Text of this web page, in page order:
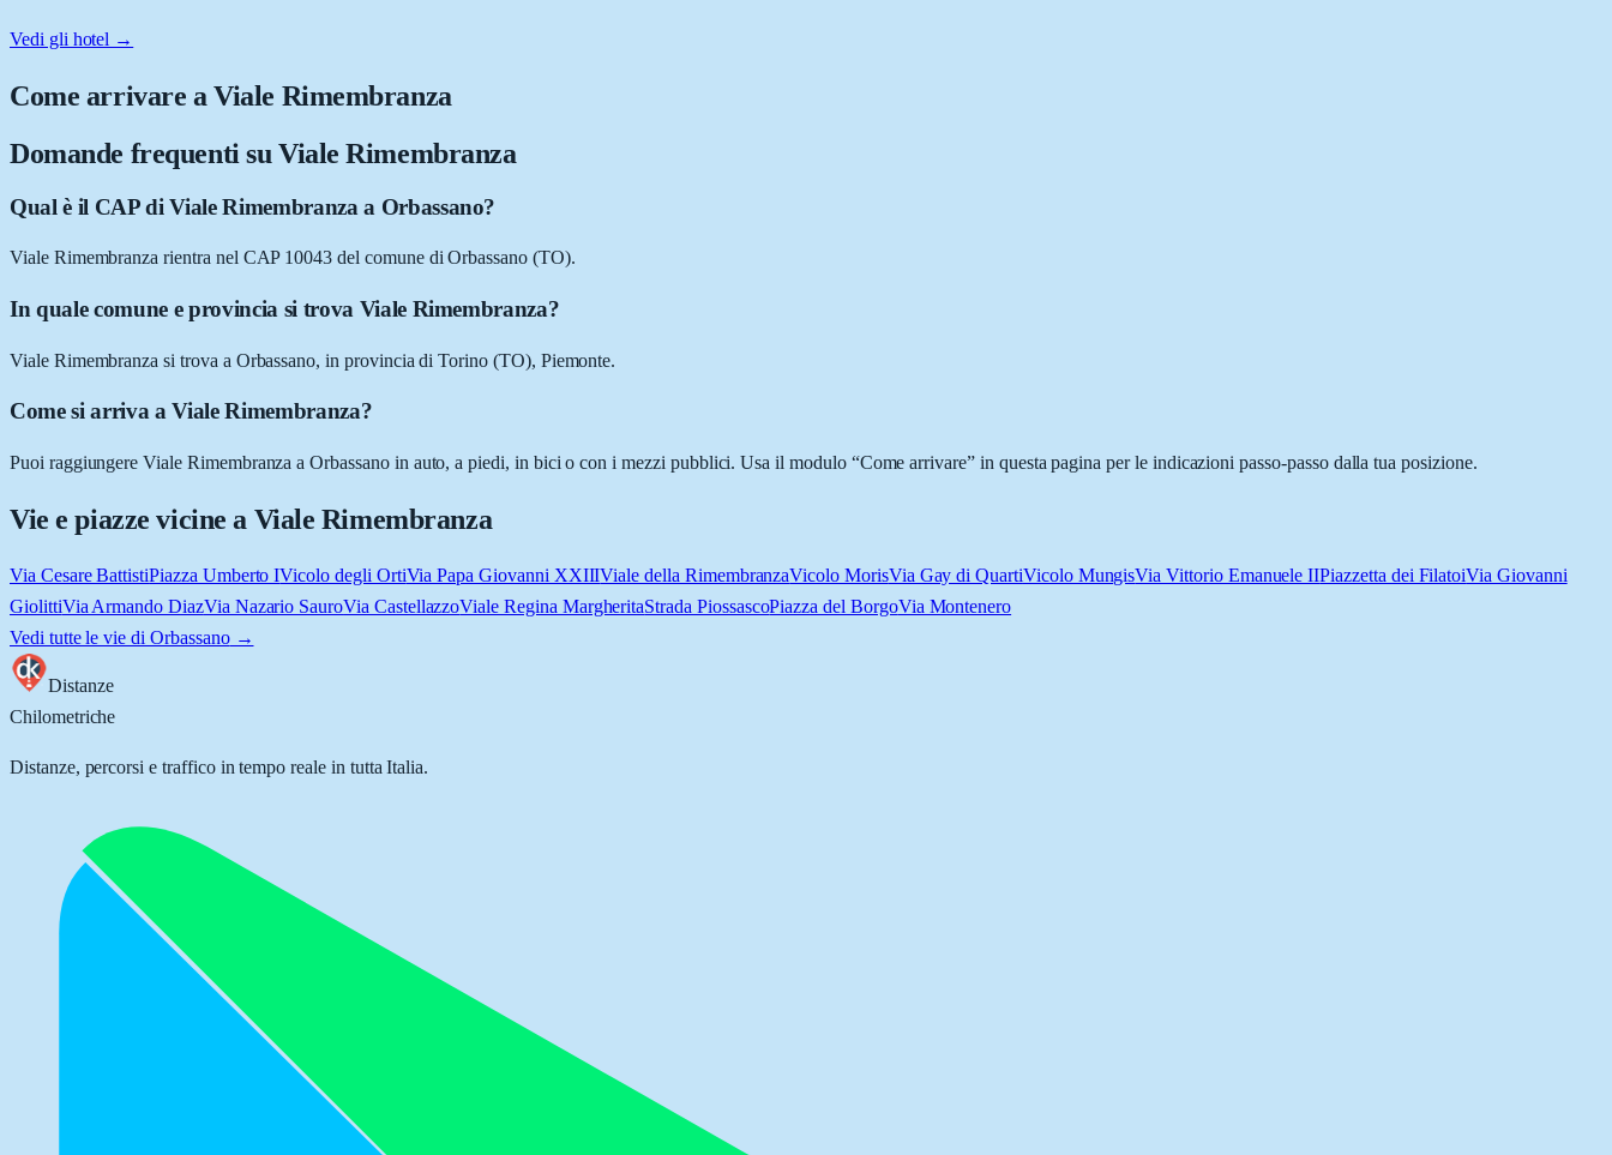
Vedi gli hotel →
Come arrivare aViale Rimembranza
Domande frequenti su Viale Rimembranza
Qual è il CAP di Viale Rimembranza a Orbassano?
Viale Rimembranza rientra nel CAP 10043 del comune di Orbassano (TO).
In quale comune e provincia si trova Viale Rimembranza?
Viale Rimembranza si trova a Orbassano, in provincia di Torino (TO), Piemonte.
Come si arriva a Viale Rimembranza?
Puoi raggiungere Viale Rimembranza a Orbassano in auto, a piedi, in bici o con i mezzi pubblici. Usa il modulo “Come arrivare” in questa pagina per le indicazioni passo-passo dalla tua posizione.
Vie e piazze vicine a Viale Rimembranza
Via Cesare BattistiPiazza Umberto IVicolo degli OrtiVia Papa Giovanni XXIIIViale della RimembranzaVicolo MorisVia Gay di QuartiVicolo MungisVia Vittorio Emanuele IIPiazzetta dei FilatoiVia Giovanni
GiolittiVia Armando DiazVia Nazario SauroVia CastellazzoViale Regina MargheritaStrada PiossascoPiazza del BorgoVia Montenero
Vedi tutte le vie di Orbassano→
Distanze
Chilometriche
Distanze, percorsi e traffico in tempo reale in tutta Italia.